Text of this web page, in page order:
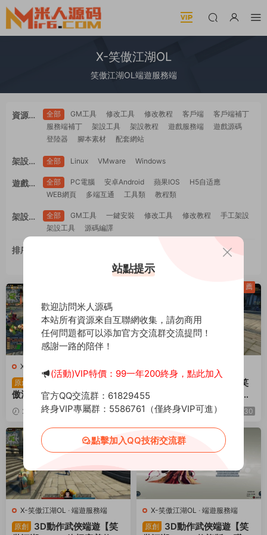
X-笑傲江湖OL
笑傲江湖OL端遊服務端
資源類
全部 GM工具 修改工具 修改教程 客戶端
客戶端補丁
服務端補丁
架設工具 架設教程 遊戲服務端
遊戲源碼
登陸器
腳本素材 配套網站
架設系
全部 Linux VMware Windows
遊戲平
全部 PC電腦 安卓Android 蘋果IOS
H5自适應
WEB網頁
多端互通 工具類 教程類
架設難
全部 GM工具 一鍵安裝 修改工具 修改教程
手工架設
架設工具
源碼編譯
排序
點贊
X-笑傲江湖OL
原創
3D動作武俠端遊【笑
傲江湖256超改魂帝版】Lin
ux手工服務端+PC客戶端
+網頁注冊+GM工具+GM命
令+視頻架設教程
2025-10-20 258 30
3D動作武俠端遊【笑
傲江湖OL130十職業防官
版】Linux手工服務端+PC客
戶端+網頁注冊+GM工具+G
M命令+視頻架設教程
2025-05-16 620 30
薦
X-笑傲江湖OL · 端遊服務端
原創
3D動作武俠端遊【笑
薦
X-笑傲江湖OL · 端遊服務端
原創
3D動作武俠端遊【笑
站點提示
歡迎訪問米人源碼
本站所有資源來自互聯網收集，請勿商用
任何問題都可以添加官方交流群交流提問！
感謝一路的陪伴！
(活動)VIP特價：99一年200終身，點此加入
官方QQ交流群：61829455
終身VIP專屬群：5586761（僅終身VIP可進）
點擊加入QQ技術交流群